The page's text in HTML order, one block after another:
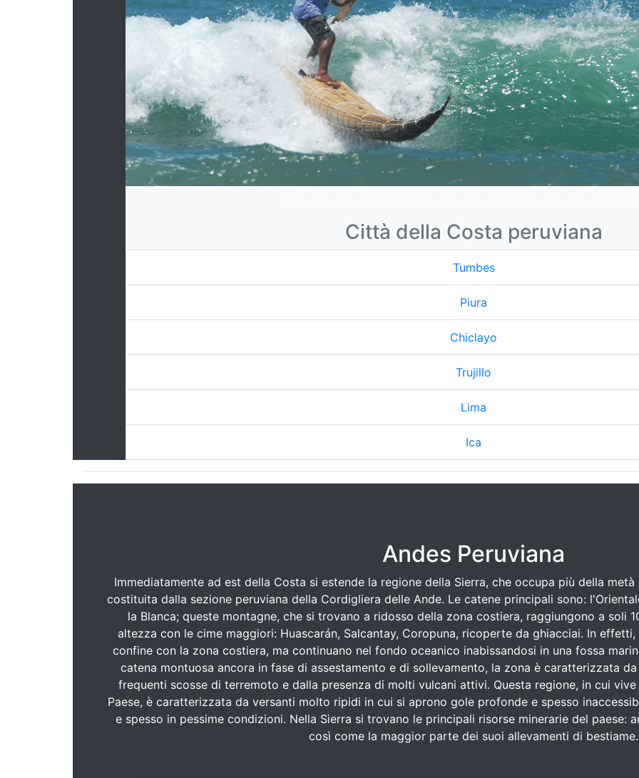
Previous
Città della Costa peruviana
Tumbes
Piura
Chiclayo
Trujillo
Lima
Ica
Andes Peruviana
Immediatamente ad est della Costa si estende la regione della Sierra, che occupa più della
costituita dalla sezione peruviana della Cordigliera delle Ande. Le catene principali sono:
la Blanca; queste montagne, che si trovano a ridosso della zona costiera, raggiungono a soli
altezza con le cime maggiori: Huascarán, Salcantay, Coropuna, ricoperte da ghiacciai. In
confine con la zona costiera, ma continuano nel fondo oceanico inabissandosi in una fossa
catena montuosa ancora in fase di assestamento e di sollevamento, la zona è caratterizzata
frequenti scosse di terremoto e dalla presenza di molti vulcani attivi. Questa regione, in cui
Paese, è caratterizzata da versanti molto ripidi in cui si aprono gole profonde e spesso
e spesso in pessime condizioni. Nella Sierra si trovano le principali risorse minerarie del paese:
così come la maggior parte dei suoi allevamenti di bestiame.